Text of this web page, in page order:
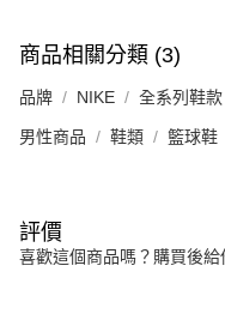
商品相關分類 (3)
品牌 NIKE 全系列鞋款
男性商品 鞋類 籃球鞋
評價
喜歡這個商品嗎？購買後給